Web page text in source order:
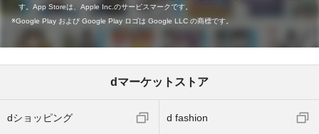
す。App Storeは、Apple Inc.のサービスマークです。
Google Play および Google Play ロゴは Google LLC の商標です。
dマーケットストア
dショッピング d fashion